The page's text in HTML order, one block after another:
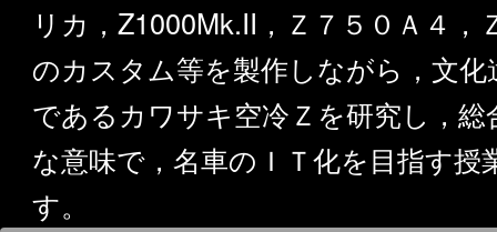
リカ，Z1000Mk.II，Ｚ７５０Ａ４，
のカスタム等を製作しながら，文化
であるカワサキ空冷Ｚを研究し，総
な意味で，名車のＩＴ化を目指す授
す。